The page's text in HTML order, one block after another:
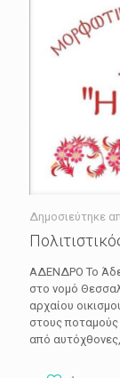
Δημοσιεύτηκε
ΑΔΕΝΔΡΟ Το
στο νομό
αρχαίου
στους ποταμούς
από